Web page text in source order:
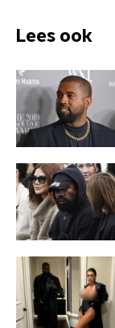
Lees ook